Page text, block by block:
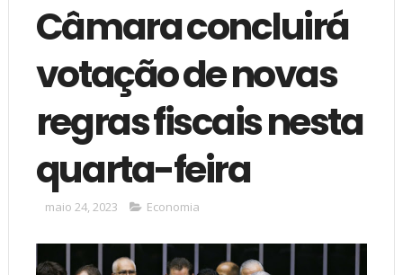
Câmara concluirá
votação de novas
regras fiscais nesta
quarta-feira
maio 24, 2023 Economia